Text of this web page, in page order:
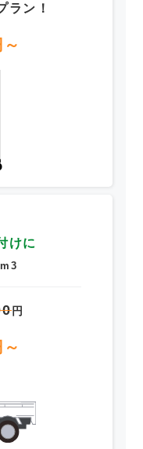
ラン！
～
けに
円
～